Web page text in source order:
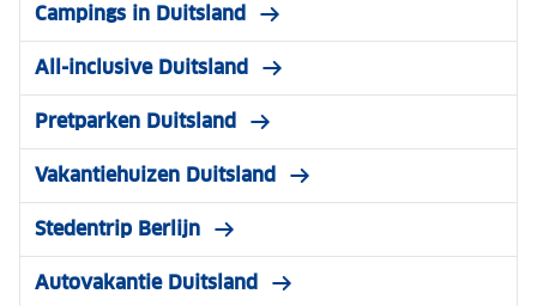
Campings in Duitsland
All-inclusive Duitsland
Pretparken Duitsland
Vakantiehuizen Duitsland
Stedentrip Berlijn
Autovakantie Duitsland